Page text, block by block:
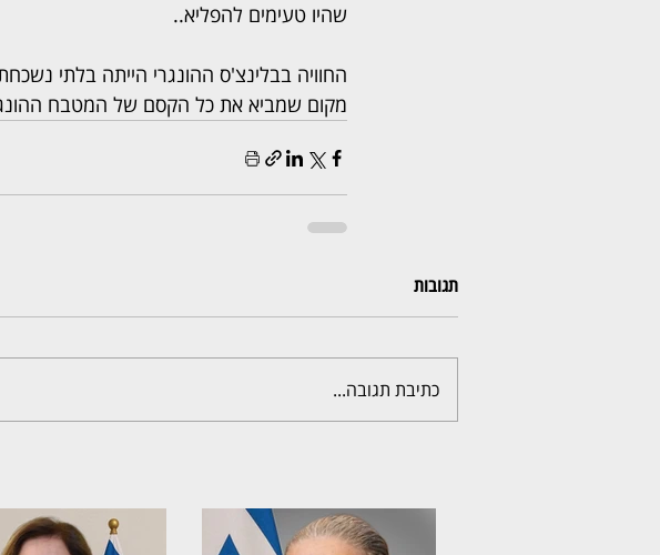
שהיו טעימים להפליא..
החוויה בבלינצ'ס ההונגרי הייתה בלתי
מקום שמביא את כל הקסם של המטבח
תגובות
כתיבת תגובה...